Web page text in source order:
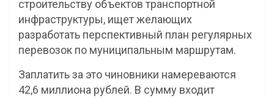
строительству объектов транспортной
инфраструктуры, ищет желающих
разработать перспективный план регулярных
перевозок по муниципальным маршрутам.
Заплатить за это чиновники намереваются
42,6 миллиона рублей. В сумму входит